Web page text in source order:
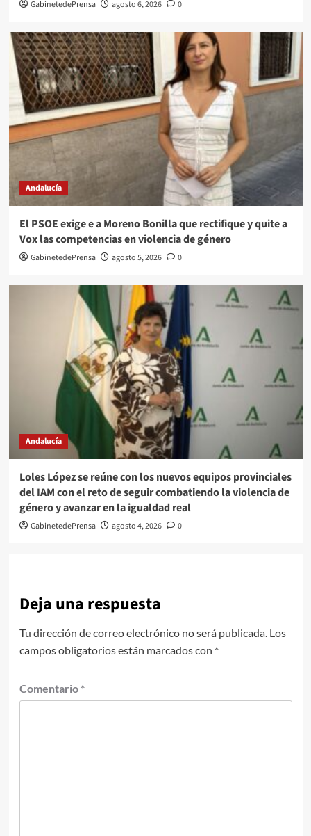
GabinetedePrensa agosto 6, 2026 0
Andalucía
El PSOE exige e a Moreno Bonilla que rectifique y quite a
Vox las competencias en violencia de género
GabinetedePrensa agosto 5, 2026 0
Andalucía
Loles López se reúne con los nuevos equipos provinciales
del IAM con el reto de seguir combatiendo la violencia de
género y avanzar en la igualdad real
GabinetedePrensa agosto 4, 2026 0
Deja una respuesta
Tu dirección de correo electrónico no será publicada. Los
campos obligatorios están marcados con *
Comentario *